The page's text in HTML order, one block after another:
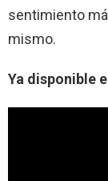
sentimiento
mismo.
Ya disponible